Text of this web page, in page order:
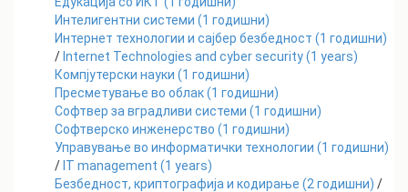
Интелигентни системи (1 годишни)
Интернет технологии и сајбер безбедност (1 годишни)
/ Internet Technologies and cyber security(1 years)
Компјутерски науки (1 годишни)
Пресметување во облак(1 годишни)
Софтвер за вградливи системи (1 годишни)
Софтверско инженерство (1 годишни)
Управување во информатички технологии (1 годишни)
/ IT management (1 years)
Безбедност, криптографија и кодирање (2 годишни) /